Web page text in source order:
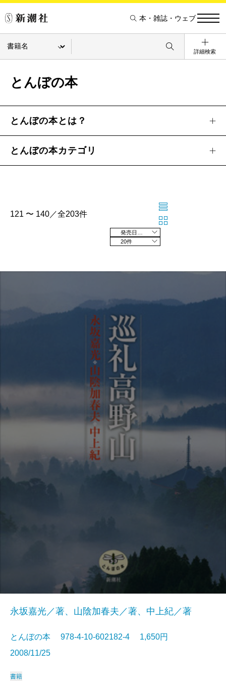
本・雑誌・ウェブ
詳細検索
とんぼの本
とんぼの本とは？
とんぼの本カテゴリ
121 〜 140／全203件
20件
永坂嘉光／著、山陰加春夫／著、中上紀／著
とんぼの本 978-4-10-602182-4 1,650円
2008/11/25
書籍